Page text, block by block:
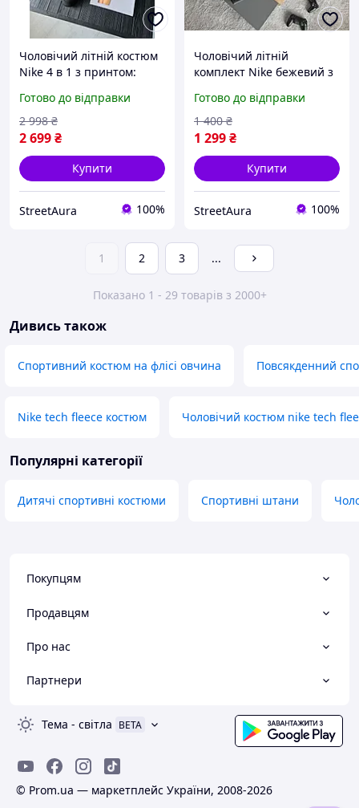
Чоловічий літній костюм
Nike 4 в 1 з принтом:
кепка | Спортивний
комплект Найк Air чорно-
білий
Готово до відправки
2 699₴
2 998 ₴
Купити
StreetAura 100%
Чоловічий літній
комплект Nike бежевий з
Найк спортивний костюм
Nike Air
Готово до відправки
1 299₴
1 400 ₴
Купити
StreetAura 100%
1 2 3 ...
Показано 1 - 29 товарів з 2000+
Дивись також
Спортивний костюм на флісі овчина Повсякденний
Nike tech fleece костюм Чоловічий костюм nike tech
Популярні категорії
Дитячі спортивні костюми Спортивні штани
Покупцям
Продавцям
Про нас
Партнери
Тема - світла BETA
© Prom.ua — маркетплейс України, 2008-2026